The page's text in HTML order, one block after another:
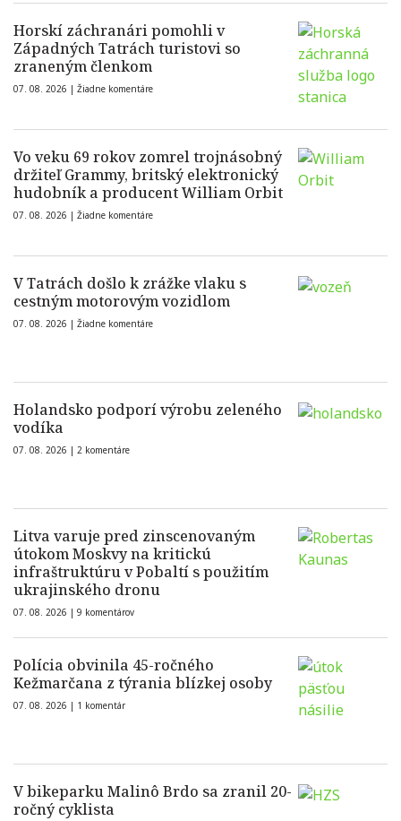
Horskí záchranári pomohli v
Západných Tatrách turistovi so
zraneným členkom
07. 08. 2026 | Žiadne komentáre
Vo veku 69 rokov zomrel trojnásobný
držiteľ Grammy, britský elektronický
hudobník a producent William Orbit
07. 08. 2026 | Žiadne komentáre
V Tatrách došlo k zrážke vlaku s
cestným motorovým vozidlom
07. 08. 2026 | Žiadne komentáre
Holandsko podporí výrobu zeleného
vodíka
07. 08. 2026 | 2 komentáre
Litva varuje pred zinscenovaným
útokom Moskvy na kritickú
infraštruktúru v Pobaltí s použitím
ukrajinského dronu
07. 08. 2026 | 9 komentárov
Polícia obvinila 45-ročného
Kežmarčana z týrania blízkej osoby
07. 08. 2026 | 1 komentár
V bikeparku Malinô Brdo sa zranil 20-
ročný cyklista